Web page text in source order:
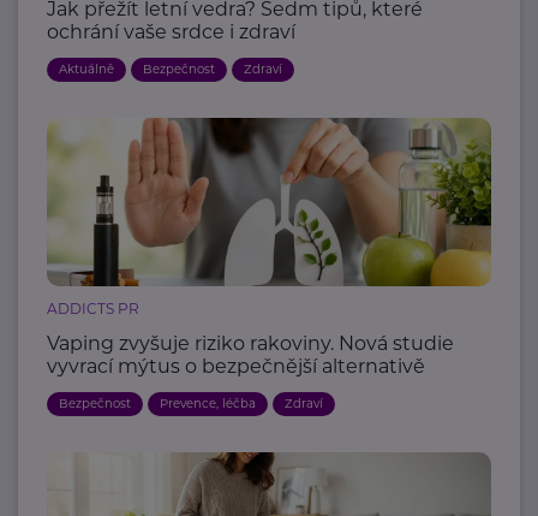
Jak přežít letní vedra? Sedm tipů, které
ochrání vaše srdce i zdraví
Aktuálně Bezpečnost Zdraví
ADDICTS PR
Vaping zvyšuje riziko rakoviny. Nová studie
vyvrací mýtus o bezpečnější alternativě
Bezpečnost Prevence, léčba Zdraví